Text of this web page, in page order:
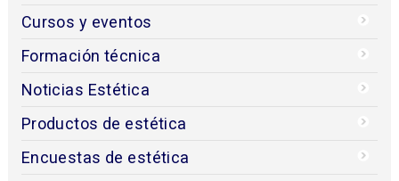
Cursos y eventos
Formación técnica
Noticias Estética
Productos de estética
Encuestas de estética